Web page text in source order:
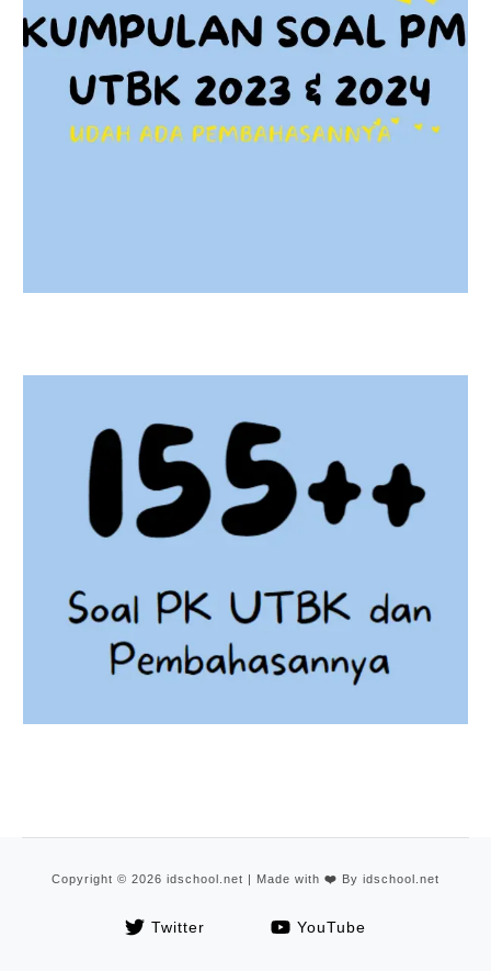
Copyright © 2026 idschool.net | Made with ❤️ By idschool.net
Twitter YouTube